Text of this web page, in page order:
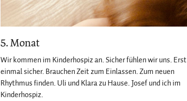
5. Monat
Wir kommen im Kinderhospiz an. Sicher fühlen wir uns. Erst
einmal sicher. Brauchen Zeit zum Einlassen. Zum neuen
Rhythmus finden. Uli und Klara zu Hause. Josef und ich im
Kinderhospiz.